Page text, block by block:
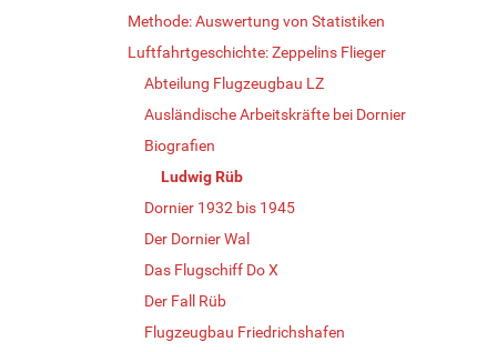
Methode: Auswertung von Statistiken
Luftfahrtgeschichte: Zeppelins Flieger
Abteilung Flugzeugbau LZ
Ausländische Arbeitskräfte bei Dornier
Biografien
Ludwig Rüb
Dornier 1932 bis 1945
Der Dornier Wal
Das Flugschiff Do X
Der Fall Rüb
Flugzeugbau Friedrichshafen